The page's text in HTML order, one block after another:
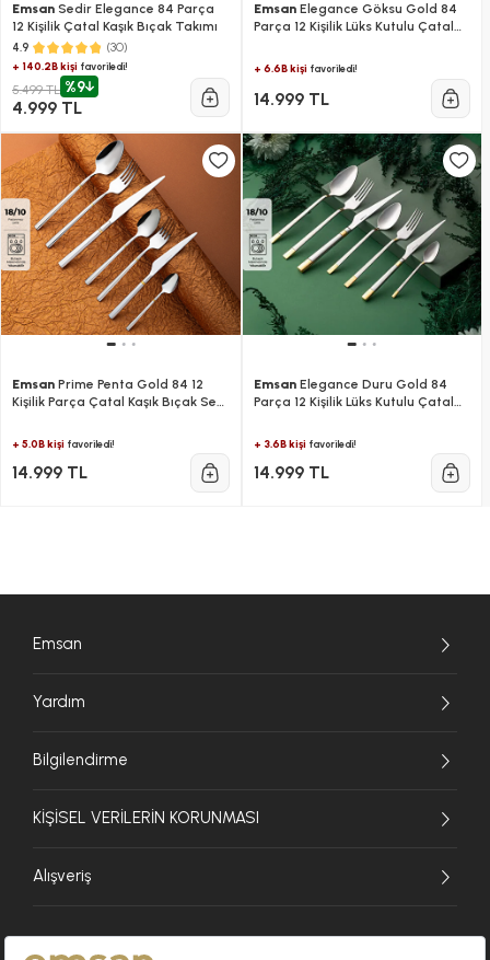
Emsan Sedir Elegance 84 Parça
12 Kişilik Çatal Kaşık Bıçak Takımı
4.9 (30)
+ 140.2B kişi favoriledi!
5.499 TL %9
4.999 TL
EmsanElegance Göksu Gold 84
Parça 12 Kişilik Lüks Kutulu Çatal
+ 6.6B kişifavoriledi!
14.999 TL
Emsan Prime Penta Gold 84 12
Kişilik Parça Çatal Kaşık Bıçak Seti
+ 5.0B kişi favoriledi!
14.999 TL
EmsanElegance Duru Gold 84
Parça 12 Kişilik Lüks Kutulu Çatal
+ 3.6B kişifavoriledi!
14.999 TL
Emsan
Yardım
Bilgilendirme
KİŞİSEL VERİLERİN KORUNMASI
Alışveriş